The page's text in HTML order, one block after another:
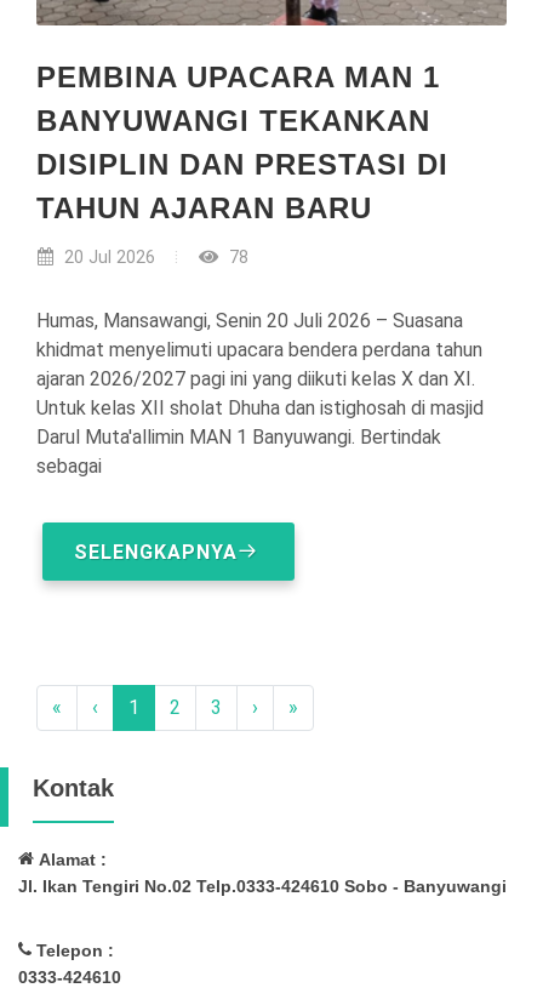
PEMBINA UPACARA MAN 1
BANYUWANGI TEKANKAN
DISIPLIN DAN PRESTASI DI
TAHUN AJARAN BARU
20 Jul 2026 78
Humas, Mansawangi, Senin 20 Juli 2026 – Suasana
khidmat menyelimuti upacara bendera perdana tahun
ajaran 2026/2027 pagi ini yang diikuti kelas X dan XI.
Untuk kelas XII sholat Dhuha dan istighosah di masjid
Darul Muta'allimin MAN 1 Banyuwangi. Bertindak
sebagai
SELENGKAPNYA
« ‹ 1 2 3 › »
Kontak
Alamat :
Jl. Ikan Tengiri No.02 Telp.0333-424610 Sobo - Banyuwangi
Telepon :
0333-424610